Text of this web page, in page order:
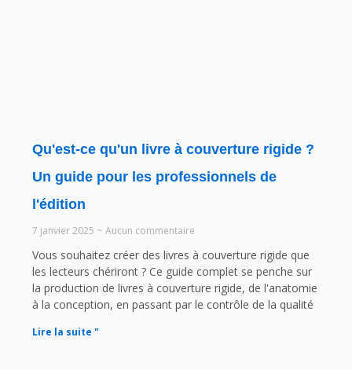
Qu'est-ce qu'un livre à couverture rigide ?
Un guide pour les professionnels de
l'édition
7 janvier 2025 Aucun commentaire
Vous souhaitez créer des livres à couverture rigide que
les lecteurs chériront ? Ce guide complet se penche sur
la production de livres à couverture rigide, de l'anatomie
à la conception, en passant par le contrôle de la qualité
Lire la suite "